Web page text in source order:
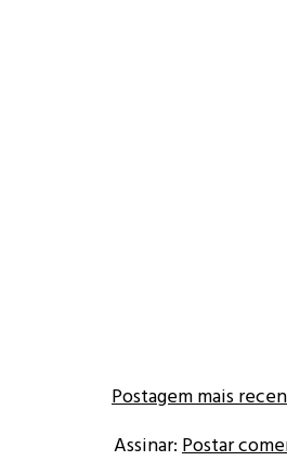
Postagem mais
Assinar: Postar